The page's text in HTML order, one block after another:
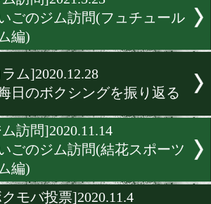
[だいごのジム訪問
ボクシングの魅力を伝えた
[ジム訪問]2021.5.23
だいごのジム訪問(フュチ
ジム編)
[コラム]2020.12.28